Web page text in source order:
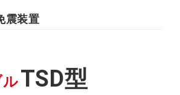
震装置
TSD型